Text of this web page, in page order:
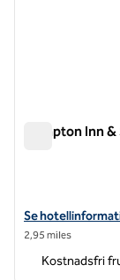
Hampton Inn
Visa
Se
2,95 miles
Kostnadsfri